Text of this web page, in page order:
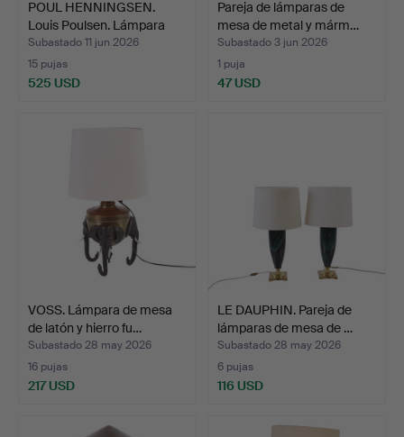
POUL HENNINGSEN.
Louis Poulsen. Lámpara
de…
Subastado 11 jun 2026
15 pujas
525 USD
Pareja de lámparas de
mesa de metal y márm…
Subastado 3 jun 2026
1 puja
47 USD
VOSS. Lámpara de mesa
de latón y hierro fu…
Subastado 28 may 2026
16 pujas
217 USD
LE DAUPHIN. Pareja de
lámparas de mesa de …
Subastado 28 may 2026
6 pujas
116 USD